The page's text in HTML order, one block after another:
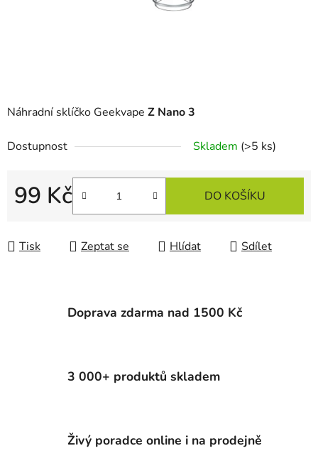
Náhradní sklíčko Geekvape Z Nano 3
Dostupnost Skladem (>5 ks)
99 Kč
Měrná cena:
DO KOŠÍKU
Tisk Zeptat se Hlídat Sdílet
Doprava zdarma nad 1500 Kč
3 000+ produktů skladem
Živý poradce online i na prodejně